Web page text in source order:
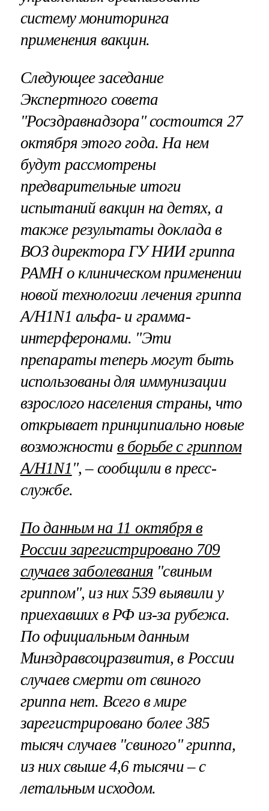
систему мониторинга
применения вакцин.
Следующее заседание
Экспертного совета
"Росздравнадзора" состоится 27
октября этого года. На нем
будут рассмотрены
предварительные итоги
испытаний вакцин на детях, а
также результаты доклада в
ВОЗ директора ГУ НИИ гриппа
РАМН о клиническом применении
новой технологии лечения гриппа
A/H1N1 альфа- и грамма-
интерферонами. "Эти
препараты теперь могут быть
использованы для иммунизации
взрослого населения страны, что
открывает принципиально новые
возможности в борьбе с гриппом
А/H1N1 ", – сообщили в пресс-
службе.
По данным на 11 октября в
России зарегистрировано 709
случаев заболевания "свиным
гриппом", из них 539 выявили у
приехавших в РФ из-за рубежа.
По официальным данным
Минздравсоцразвития, в России
случаев смерти от свиного
гриппа нет. Всего в мире
зарегистрировано более 385
тысяч случаев "свиного" гриппа,
из них свыше 4,6 тысячи – с
летальным исходом.